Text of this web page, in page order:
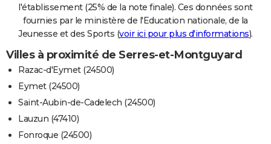
l'établissement (25% de la note finale). Ces données sont
fournies par le ministère de l'Education nationale, de la
Jeunesse et des Sports (voir ici pour plus d'informations).
Villes à proximité de Serres-et-Montguyard
Razac-d'Eymet (24500)
Eymet (24500)
Saint-Aubin-de-Cadelech (24500)
Lauzun (47410)
Fonroque (24500)